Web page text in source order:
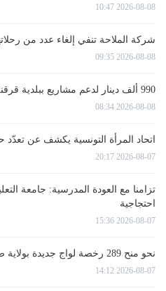
2026-08-08 10:47
شركة الملاحة تنفي إلغاء عدد من
2026-08-08 09:35
990 ألف دينار لدعم مشاريع ببلدية قرقنة
2026-08-08 08:34
اتحاد المرأة التونسية يكشف عن
2026-08-07 20:17
تزامنا مع العودة المدرسية: جامعة
احتجاجية
2026-08-07 15:36
نحو منح 289 رخصة لواج جديدة بولاية صفاقس
2026-08-07 14:12